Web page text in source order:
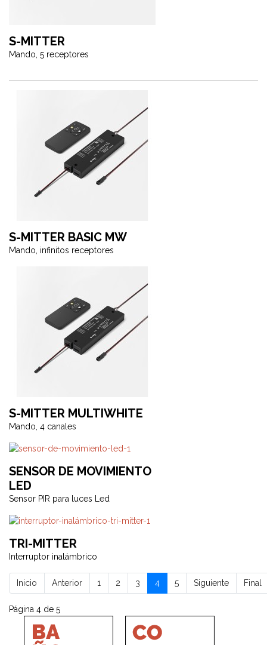
S-MITTER
Mando, 5 receptores
S-MITTER BASIC MW
Mando, infinitos receptores
S-MITTER MULTIWHITE
Mando, 4 canales
SENSOR DE MOVIMIENTO
LED
Sensor PIR para luces Led
TRI-MITTER
Interruptor inalámbrico
Inicio Anterior 1 2 3 4 5 Siguiente Final
Página 4 de 5